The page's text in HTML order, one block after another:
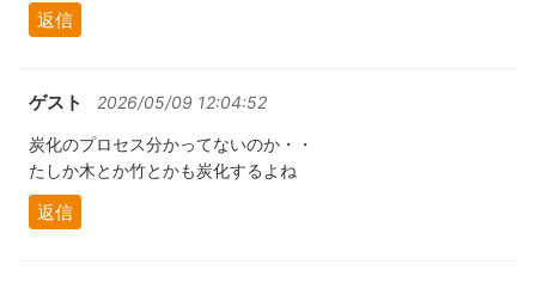
返信
ゲスト 2026/05/09 12:04:52
炭化のプロセス分かってないのか・・
たしか木とか竹とかも炭化するよね
返信